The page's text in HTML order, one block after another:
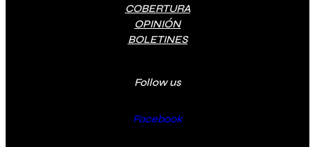
COBERTURA
OPINIÓN
BOLETINES
Follow us
Facebook